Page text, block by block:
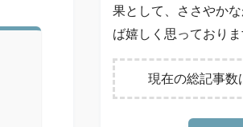
果として、ささやか
ば嬉しく思っておりま
現在の総記事数